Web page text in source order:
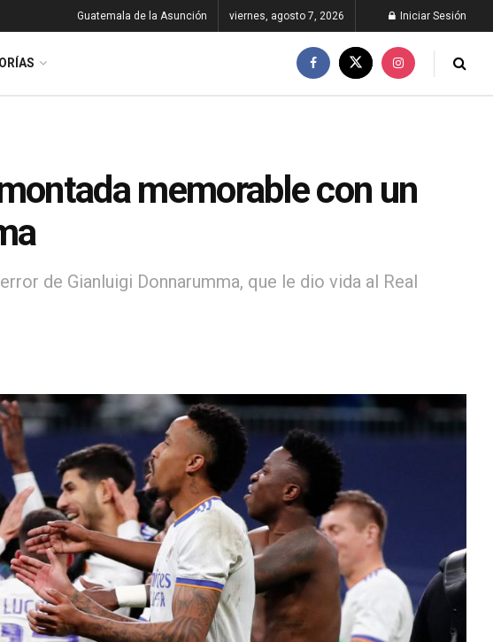
Guatemala de la Asunción viernes, agosto 7, 2026 Iniciar Sesión
memorable con un
de Gianluigi Donnarumma, que le dio vida al Real